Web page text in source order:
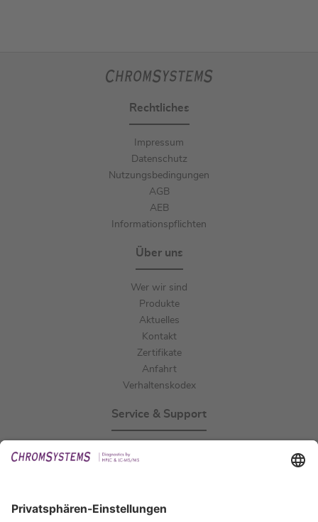
Rechtliches
Impressum
Datenschutz
Nutzungsbedingungen
AGB
AEB
Informationspflichten
Über uns
Wer wir sind
Produkte
Aktuelles
Kontakt
Zertifikate
Anfahrt
Verhaltenskodex
Service & Support
IFU anfordern